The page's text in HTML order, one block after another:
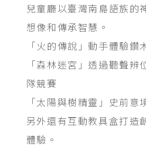
兒童廳以臺灣南島語族的
想像和傳承智慧。
「火的傳說」動手體驗鑽
「森林迷宮」透過聽聲
隊競賽
「太陽與樹精靈」史前意
另外還有互動教具盒打造
體驗。